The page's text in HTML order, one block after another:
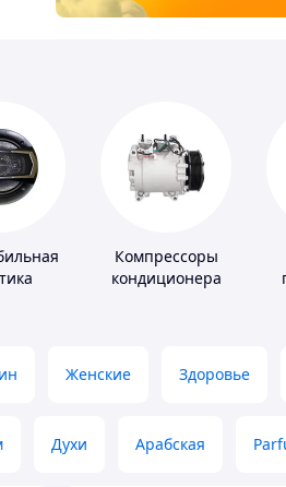
Компрессоры
кондиционера
Женские Здоровье
Духи Арабская